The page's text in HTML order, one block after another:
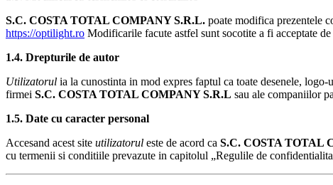
S.C. COSTA TOTAL COMPANYS.R.L. poate modifica prezentele
https://optilight.ro Modificarile facute astfel sunt socotite a fi acceptate de
1.4. Drepturile de autor
Utilizatorul ia la cunostinta in mod expres faptul ca toate desenele,
firmei S.C. COSTA TOTAL COMPANYS.R.L sau ale companiilor
1.5. Date cu caracter personal
Accesand acest site utilizatorul este de acord ca S.C. COSTA TOTAL
cu termenii si conditiile prevazute in capitolul „Regulile de